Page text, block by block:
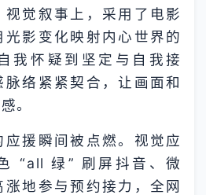
觉叙事上，采用了电影
影变化映射内心世界的
我怀疑到坚定与自我接
络紧紧契合，让画面和
。
援瞬间被点燃。视觉应
“all 绿” 刷屏抖音、微
地参与预约接力，全网